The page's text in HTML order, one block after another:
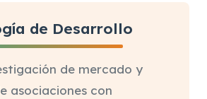
de Desarrollo
de mercado y
asociaciones con